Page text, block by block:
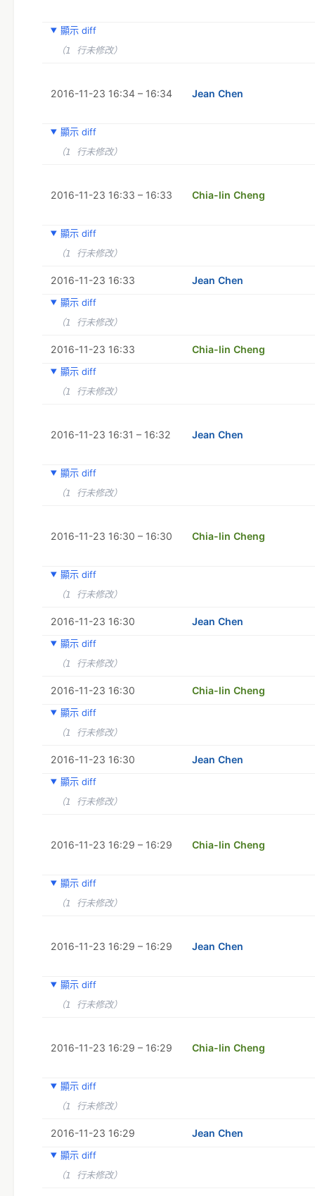
顯示 diff
（1 行未修改）
2016-11-23 16:34 – 16:34 Jean Chen
顯示 diff
（1 行未修改）
2016-11-23 16:33 – 16:33 Chia-lin Cheng
顯示 diff
（1 行未修改）
2016-11-23 16:33 Jean Chen
顯示 diff
（1 行未修改）
2016-11-23 16:33 Chia-lin Cheng
顯示 diff
（1 行未修改）
2016-11-23 16:31 – 16:32 Jean Chen
顯示 diff
（1 行未修改）
2016-11-23 16:30 – 16:30 Chia-lin Cheng
顯示 diff
（1 行未修改）
2016-11-23 16:30 Jean Chen
顯示 diff
（1 行未修改）
2016-11-23 16:30 Chia-lin Cheng
顯示 diff
（1 行未修改）
2016-11-23 16:30 Jean Chen
顯示 diff
（1 行未修改）
2016-11-23 16:29 – 16:29 Chia-lin Cheng
顯示 diff
（1 行未修改）
2016-11-23 16:29 – 16:29 Jean Chen
顯示 diff
（1 行未修改）
2016-11-23 16:29 – 16:29 Chia-lin Cheng
顯示 diff
（1 行未修改）
2016-11-23 16:29 Jean Chen
顯示 diff
（1 行未修改）